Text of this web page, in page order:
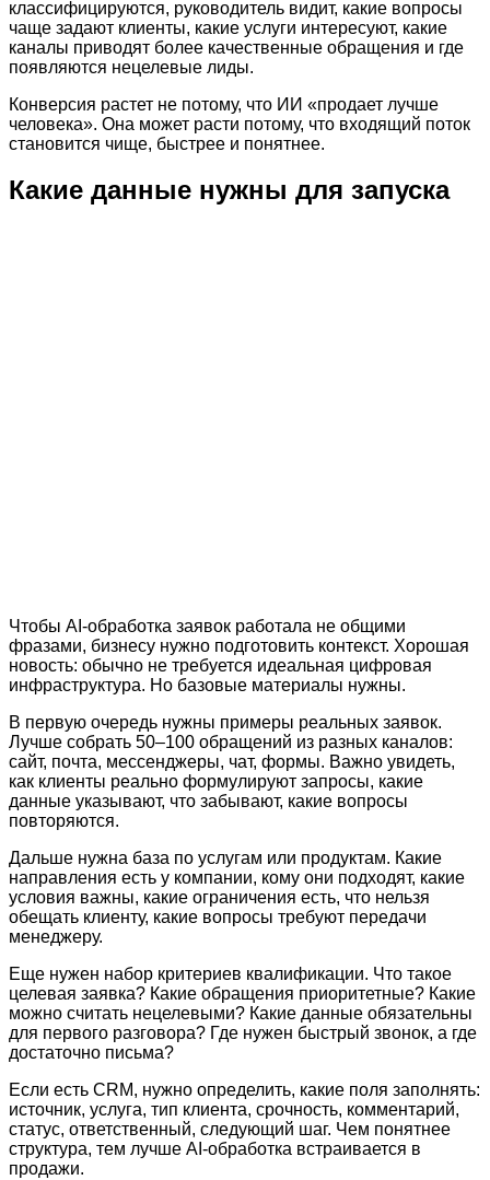
классифицируются, руководитель видит, какие вопросы
чаще задают клиенты, какие услуги интересуют, какие
каналы приводят более качественные обращения и где
появляются нецелевые лиды.
Конверсия растет не потому, что ИИ «продает лучше
человека». Она может расти потому, что входящий поток
становится чище, быстрее и понятнее.
Какие данные нужны для запуска
Чтобы AI-обработка заявок работала не общими
фразами, бизнесу нужно подготовить контекст. Хорошая
новость: обычно не требуется идеальная цифровая
инфраструктура. Но базовые материалы нужны.
В первую очередь нужны примеры реальных заявок.
Лучше собрать 50–100 обращений из разных каналов:
сайт, почта, мессенджеры, чат, формы. Важно увидеть,
как клиенты реально формулируют запросы, какие
данные указывают, что забывают, какие вопросы
повторяются.
Дальше нужна база по услугам или продуктам. Какие
направления есть у компании, кому они подходят, какие
условия важны, какие ограничения есть, что нельзя
обещать клиенту, какие вопросы требуют передачи
менеджеру.
Еще нужен набор критериев квалификации. Что такое
целевая заявка? Какие обращения приоритетные? Какие
можно считать нецелевыми? Какие данные обязательны
для первого разговора? Где нужен быстрый звонок, а где
достаточно письма?
Если есть CRM, нужно определить, какие поля заполнять:
источник, услуга, тип клиента, срочность, комментарий,
статус, ответственный, следующий шаг. Чем понятнее
структура, тем лучше AI-обработка встраивается в
продажи.